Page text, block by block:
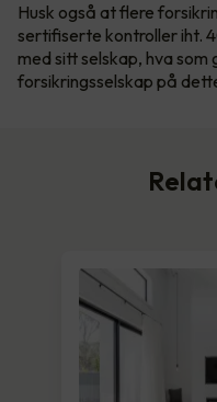
Husk også at flere
sertifiserte kontroller iht.
med sitt selskap, hva som
forsikringsselskap på